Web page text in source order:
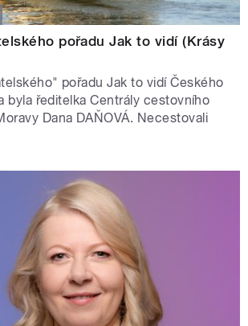
pořadu Jak to vidí (Krásy
pořadu Jak to vidí Českého
byla ředitelka Centrály cestovního
Dana DAŇOVÁ. Necestovali